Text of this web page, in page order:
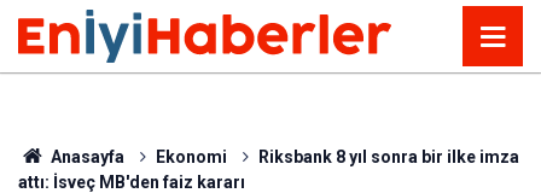
Anasayfa Ekonomi
Riksbank 8 yıl sonra bir ilke imza
attı: İsveç MB'den faiz kararı